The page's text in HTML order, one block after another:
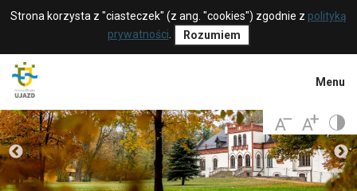
Strona korzysta z "ciasteczek" (z ang. "cookies") zgodnie z polityką
prywatności
Rozumiem
Menu